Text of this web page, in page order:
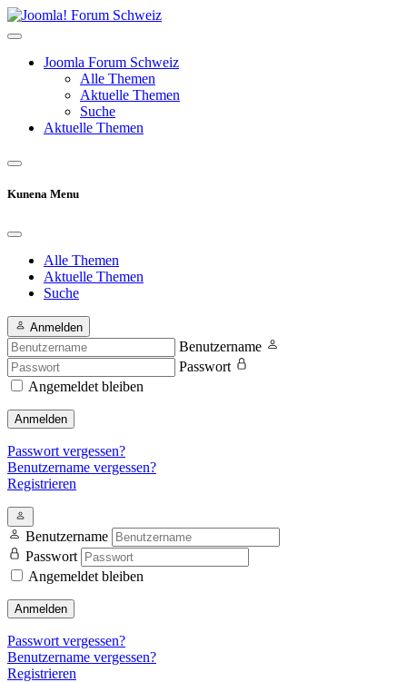
Joomla Forum Schweiz
Alle Themen
Aktuelle Themen
Suche
Aktuelle Themen
Kunena Menu
Alle Themen
Aktuelle Themen
Suche
Anmelden
Benutzername
Passwort
Angemeldet bleiben
Anmelden
Passwort vergessen?
Benutzername vergessen?
Registrieren
Benutzername
Passwort
Angemeldet bleiben
Anmelden
Passwort vergessen?
Benutzername vergessen?
Registrieren